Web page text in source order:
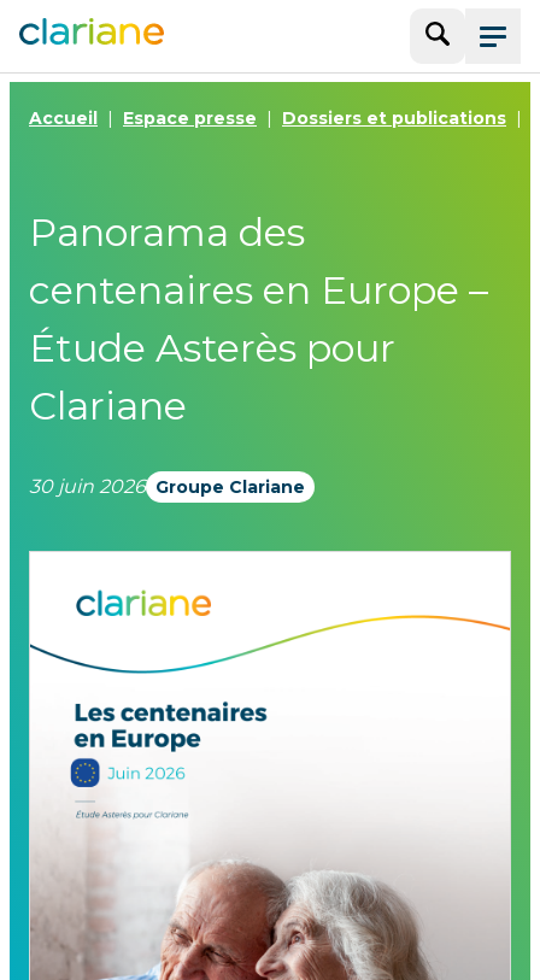
Menu
Accueil Espace presse Dossiers et publications
Panorama des
centenaires en Europe –
Étude Asterès pour
Clariane
30 juin 2026 Groupe Clariane